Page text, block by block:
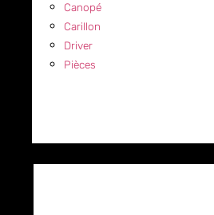
Canopé
Carillon
Driver
Pièces